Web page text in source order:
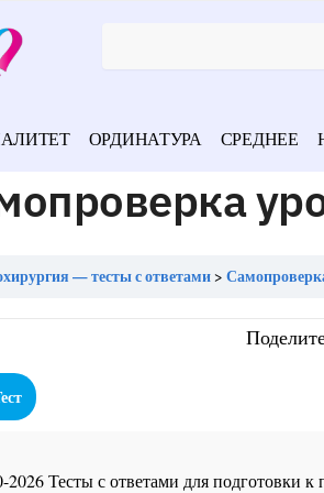
ОРДИНАТУРА СРЕДНЕЕ
— тесты с ответами
2026 Тесты с ответами для подготовки